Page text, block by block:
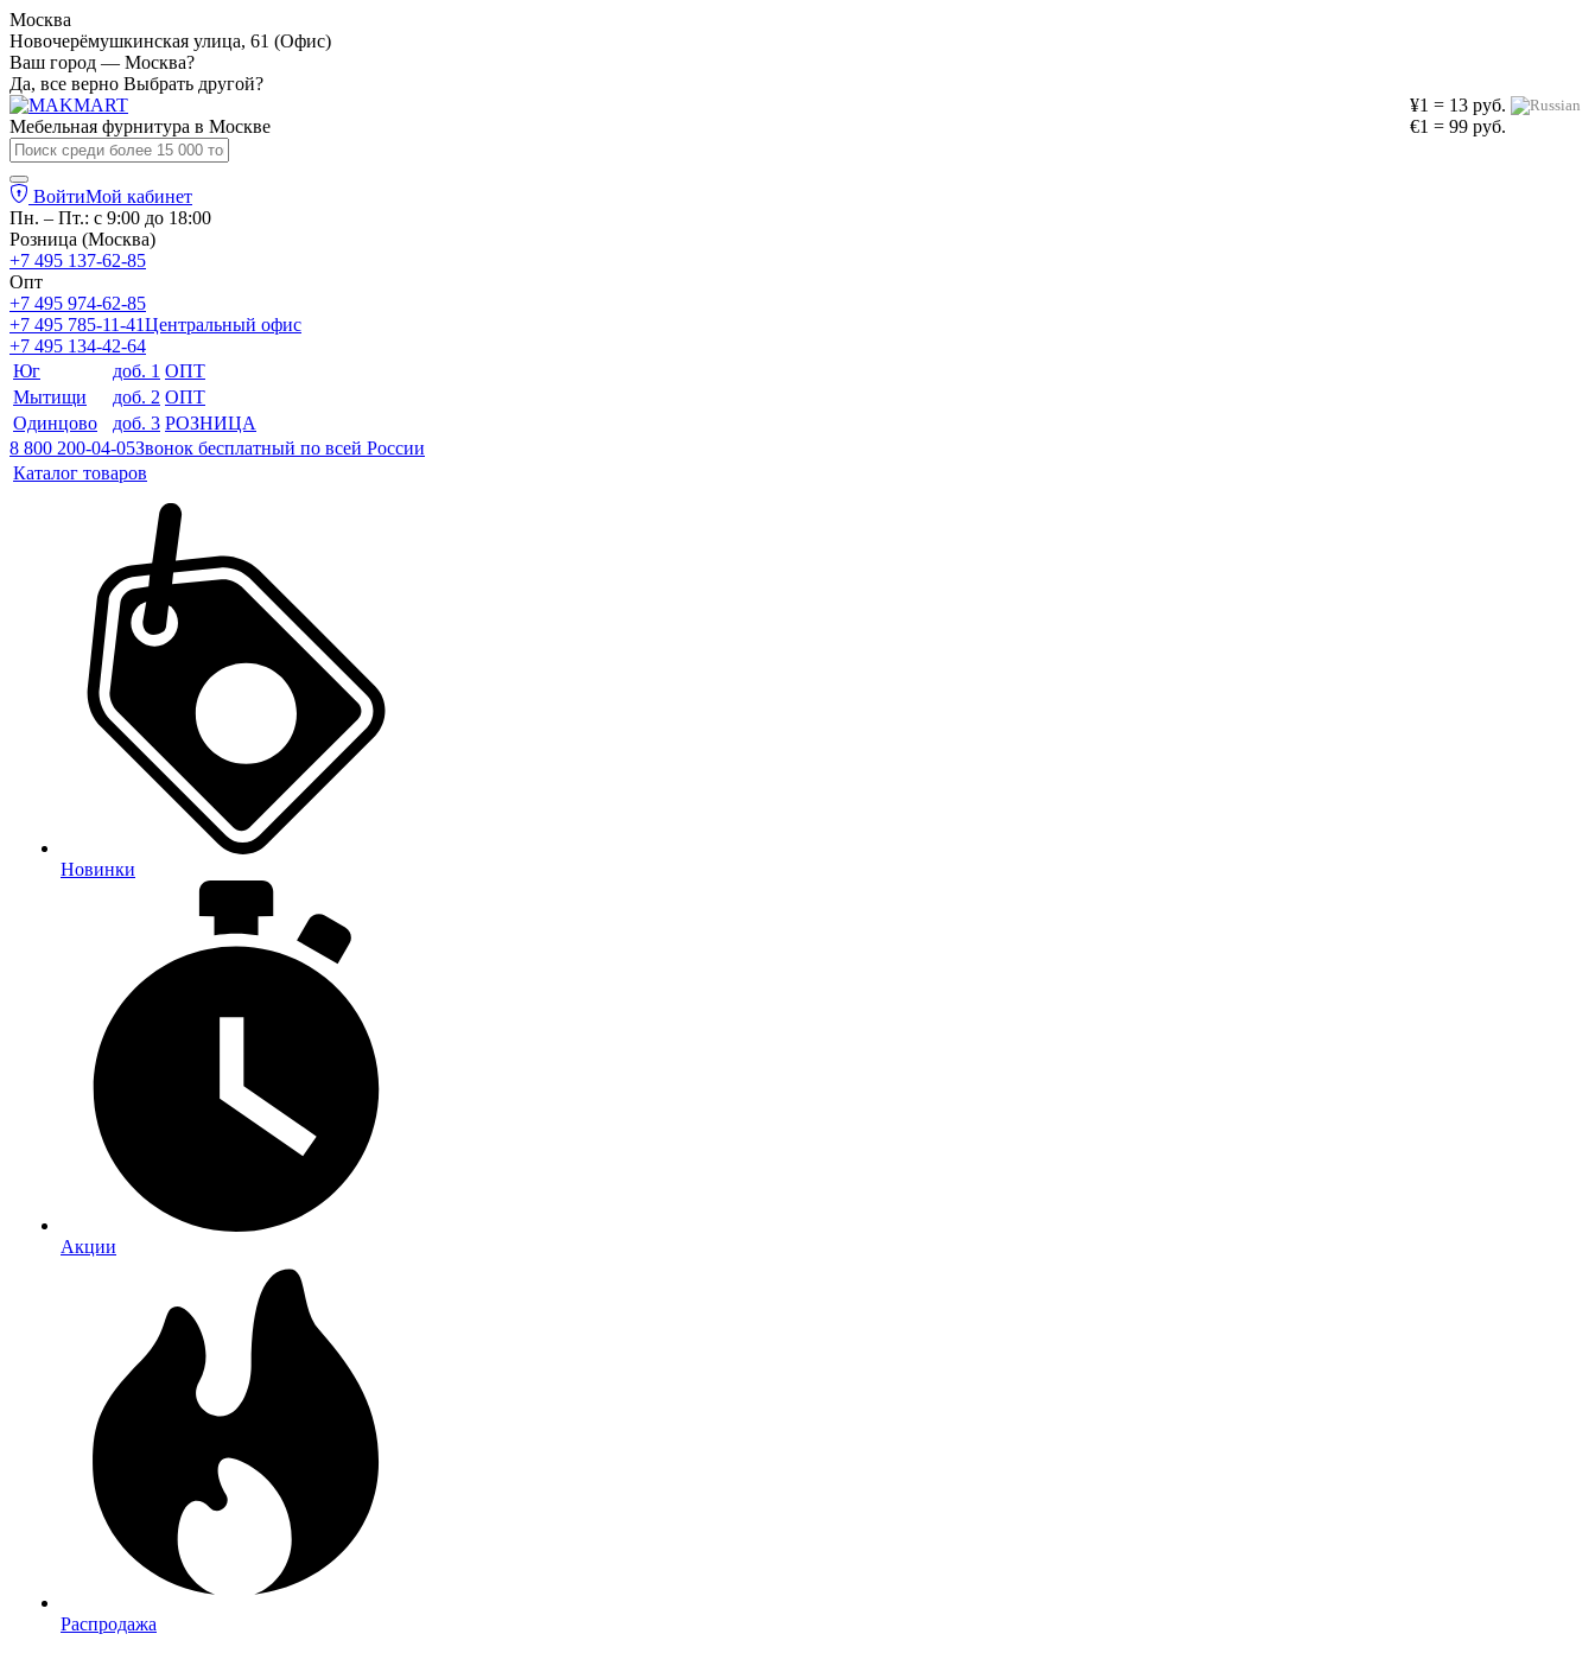
Москва
Новочерёмушкинская улица, 61 (Офис)
Ваш город — Москва?
Да, все верно Выбрать другой?
¥1 = 13 руб.
€1 = 99 руб.
Мебельная фурнитура в Москве
ВойтиМой кабинет
Пн. – Пт.: с 9:00 до 18:00
Розница (Москва)
+7 495 137-62-85
Опт
+7 495 974-62-85
+7 495 785-11-41Центральный офис
+7 495 134-42-64
Юг
доб. 1 ОПТ
Мытищи
доб. 2 ОПТ
Одинцово
доб. 3 РОЗНИЦА
8 800 200-04-05Звонок бесплатный по всей России
Каталог товаров
Новинки
Акции
Распродажа